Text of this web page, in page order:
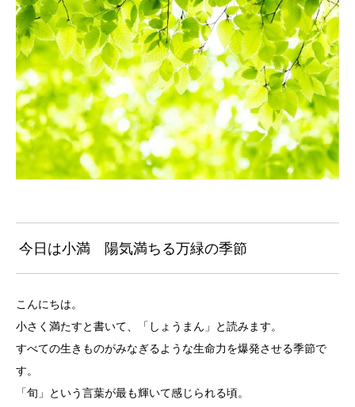
今日は小満 陽気満ちる万緑の季節
こんにちは。
小さく満たすと書いて、「しょうまん」と読みます。
すべての生きものがみなぎるような生命力を爆発させる季節で
す。
「旬」という言葉が最も輝いて感じられる頃。